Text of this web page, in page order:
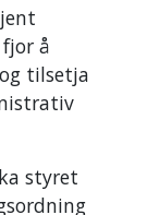
å
tilsetja
styret